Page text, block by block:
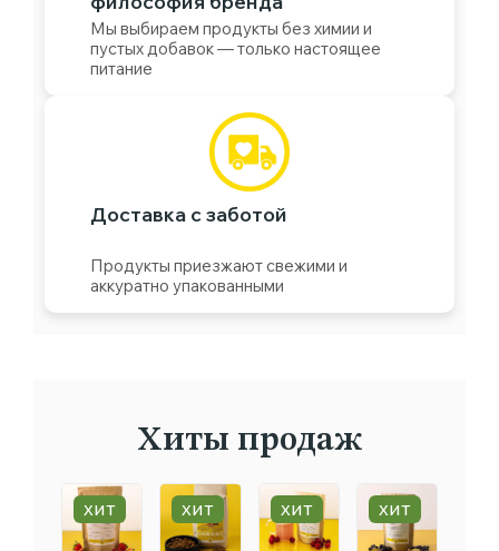
Мы выбираем продукты без химии и
пустых добавок — только настоящее
питание
Доставка с заботой
Продукты приезжают свежими и
аккуратно упакованными
Хиты продаж